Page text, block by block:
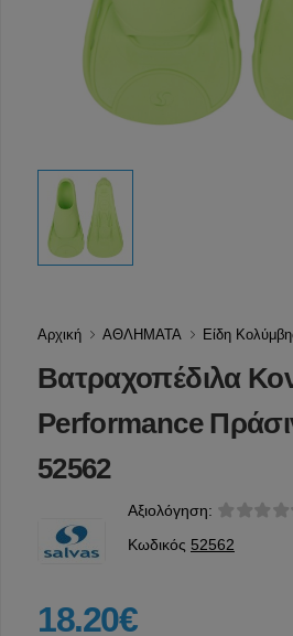
Αρχική ΑΘΛΗΜΑΤΑ Είδη
Βατραχοπέδιλα
Performance
52562
Αξιολόγηση:
Κωδικός 52562
18.20€